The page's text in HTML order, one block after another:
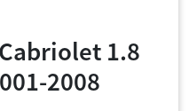
1.8
2008